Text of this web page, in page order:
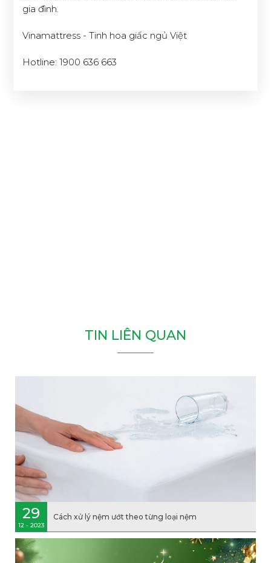
gia đình.
Vinamattress - Tinh hoa giấc ngủ Việt
Hotline: 1900 636 663
TIN LIÊN QUAN
29
12 - 2023
Cách xử lý nệm ướt theo từng loại nệm